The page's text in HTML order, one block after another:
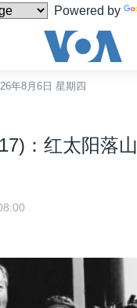
Powered by
年8月6日 星期四
：红太阳落山